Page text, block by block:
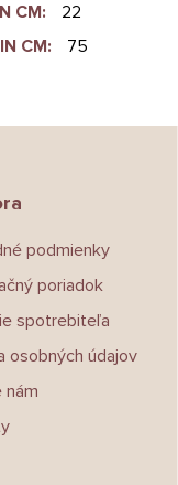
CM:
22
CM: 75
podmienky
poriadok
spotrebiteľa
osobných údajov
nám